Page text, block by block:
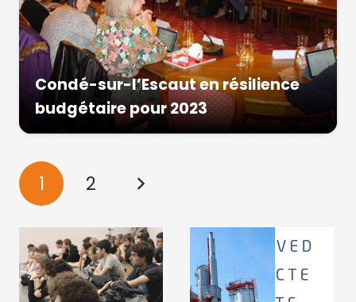
Condé-sur-l’Escaut en résilience
budgétaire pour 2023
1 2